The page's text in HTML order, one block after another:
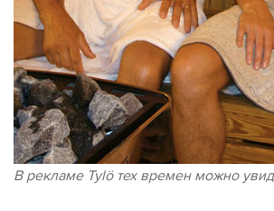
В рекламе Tylö тех времен можно